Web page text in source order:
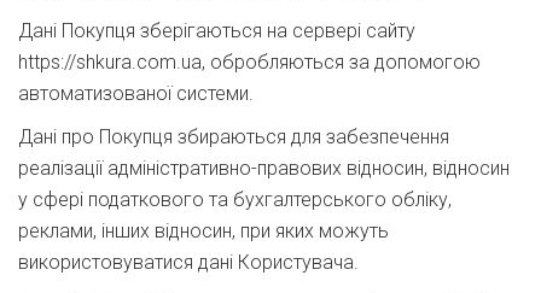
Дані Покупця зберігаються на сервері сайту
https://shkura.com.ua, обробляються за допомогою
автоматизованої системи.
Дані про Покупця збираються для забезпечення
реалізації адміністративно-правових відносин, відносин
у сфері податкового та бухгалтерського обліку,
реклами, інших відносин, при яких можуть
використовуватися дані Користувача.